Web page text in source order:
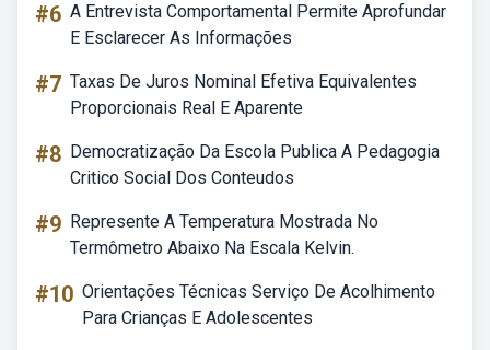
#6 A Entrevista Comportamental Permite Aprofundar
E Esclarecer As Informações
#7 Taxas De Juros Nominal Efetiva Equivalentes
Proporcionais Real E Aparente
#8 Democratização Da Escola Publica A Pedagogia
Critico Social Dos Conteudos
#9 Represente A Temperatura Mostrada No
Termômetro Abaixo Na Escala Kelvin.
#10 Orientações Técnicas Serviço De Acolhimento
Para Crianças E Adolescentes